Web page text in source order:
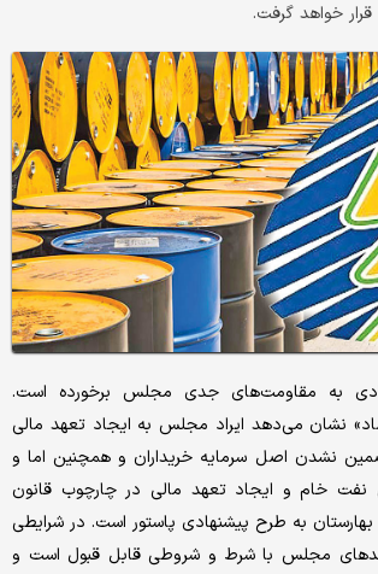
خواهد گرفت.
به مقاومت‌های جدی مجلس برخورده است.
نشان می‌دهد ایراد مجلس به ایجاد تعهد مالی
نشدن اصل سرمایه خریداران و همچنین اما و
نفت خام و ایجاد تعهد مالی در چارچوب قانون
اصلی بهارستان به طرح پیشنهادی پاستور است. در شرایطی
مجلس با شرط و شروطی قابل قبول است و